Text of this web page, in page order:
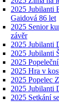
2025 Jubilanti
Gaidová 86 let
2025 Senior
závěr
2025 Jubilanti
2025 Jubilanti
2025
2025 Hra v
2025 Popelec
2025 Jubilanti
2025 Setkání